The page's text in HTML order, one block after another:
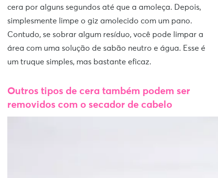
cera por alguns segundos até que a amoleça. Depois,
simplesmente limpe o giz amolecido com um pano.
Contudo, se sobrar algum resíduo, você pode limpar a
área com uma solução de sabão neutro e água. Esse é
um truque simples, mas bastante eficaz.
Outros tipos de cera também podem ser
removidos com o secador de cabelo